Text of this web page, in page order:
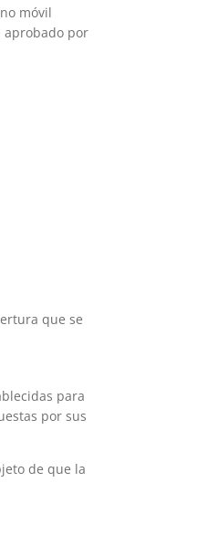
móvil
aprobado por
que se
para
por sus
de que la